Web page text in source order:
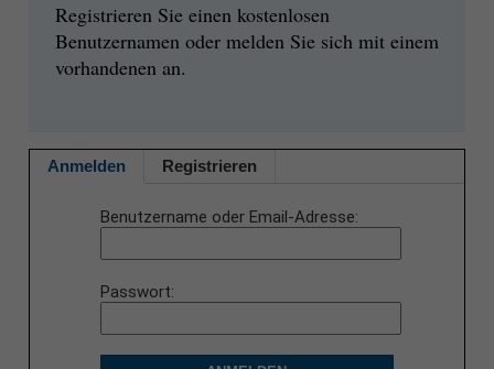
Registrieren Sie einen kostenlosen
Benutzernamen oder melden Sie sich mit einem
vorhandenen an.
Anmelden Registrieren
Benutzername oder Email-Adresse
Passwort